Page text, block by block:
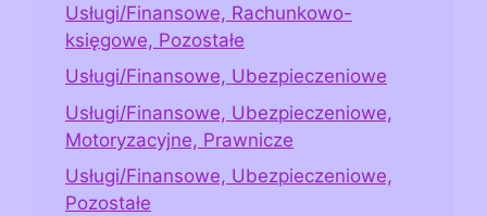
Usługi/Finansowe, Rachunkowo-
księgowe, Pozostałe
Usługi/Finansowe, Ubezpieczeniowe
Usługi/Finansowe, Ubezpieczeniowe,
Motoryzacyjne, Prawnicze
Usługi/Finansowe, Ubezpieczeniowe,
Pozostałe